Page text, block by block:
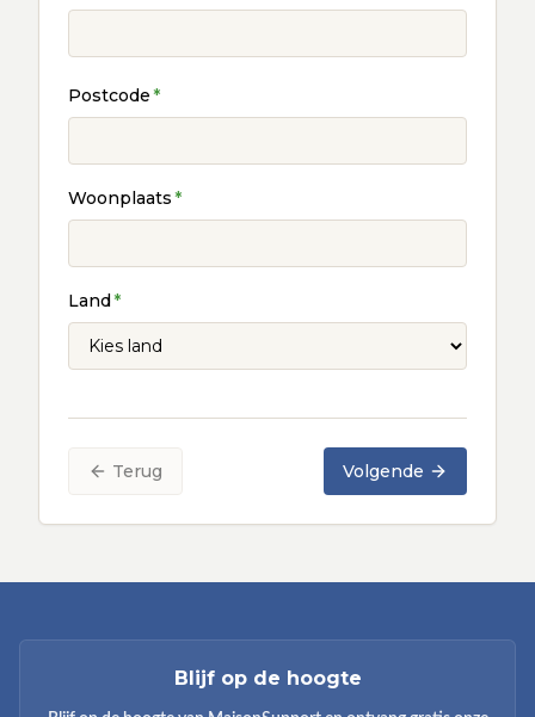
Postcode*
Woonplaats*
Land*
Terug Volgende
Blijf op de hoogte